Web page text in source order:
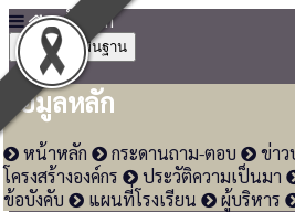
หน้าหลัก
ข้อมูลพื้นฐาน
ข้อมูลหลัก
หน้าหลัก กระดานถาม-ตอบ ข่า
โครงสร้างองค์กร
ประวัติความเป็นมา
ข้อบังคับ
แผนที่โรงเรียน ผู้บริหาร